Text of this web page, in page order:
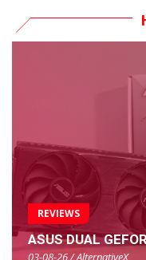
REVIEWS
ASUS DUAL
03-08-26 / AlternativeX